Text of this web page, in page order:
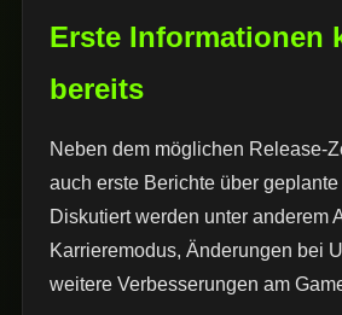
Erste Informationen
bereits
Neben dem möglichen Release-
auch erste Berichte über
Diskutiert werden unter anderem
Karrieremodus, Änderungen bei
weitere Verbesserungen am